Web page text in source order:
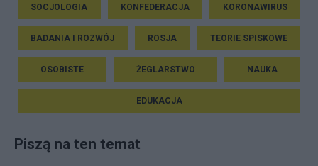
SOCJOLOGIA KONFEDERACJA KORONAWIRUS
BADANIA I ROZWÓJ ROSJA TEORIE SPISKOWE
OSOBISTE ŻEGLARSTWO NAUKA
EDUKACJA
Piszą na ten temat